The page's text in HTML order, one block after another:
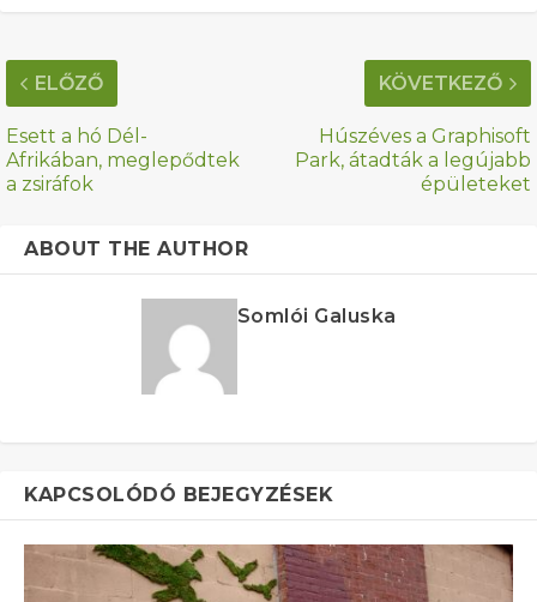
ELŐZŐ
Esett a hó Dél-
Afrikában, meglepődtek
a zsiráfok
KÖVETKEZŐ
Húszéves a Graphisoft
Park, átadták a legújabb
épületeket
ABOUT THE AUTHOR
Somlói Galuska
KAPCSOLÓDÓ BEJEGYZÉSEK